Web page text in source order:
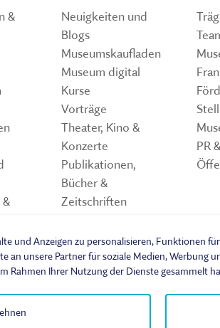
&
&
Neuigkeiten und
Blogs
Museumskaufladen
Museum digital
Kurse
Vorträge
Theater, Kino &
Konzerte
Publikationen,
Bücher &
Zeitschriften
Spiele und Quiz zum
Freilandmuseum
PR &
und Anzeigen zu personalisieren, Funktionen
an unsere Partner für soziale Medien,
Rahmen Ihrer Nutzung der Dienste gesammelt